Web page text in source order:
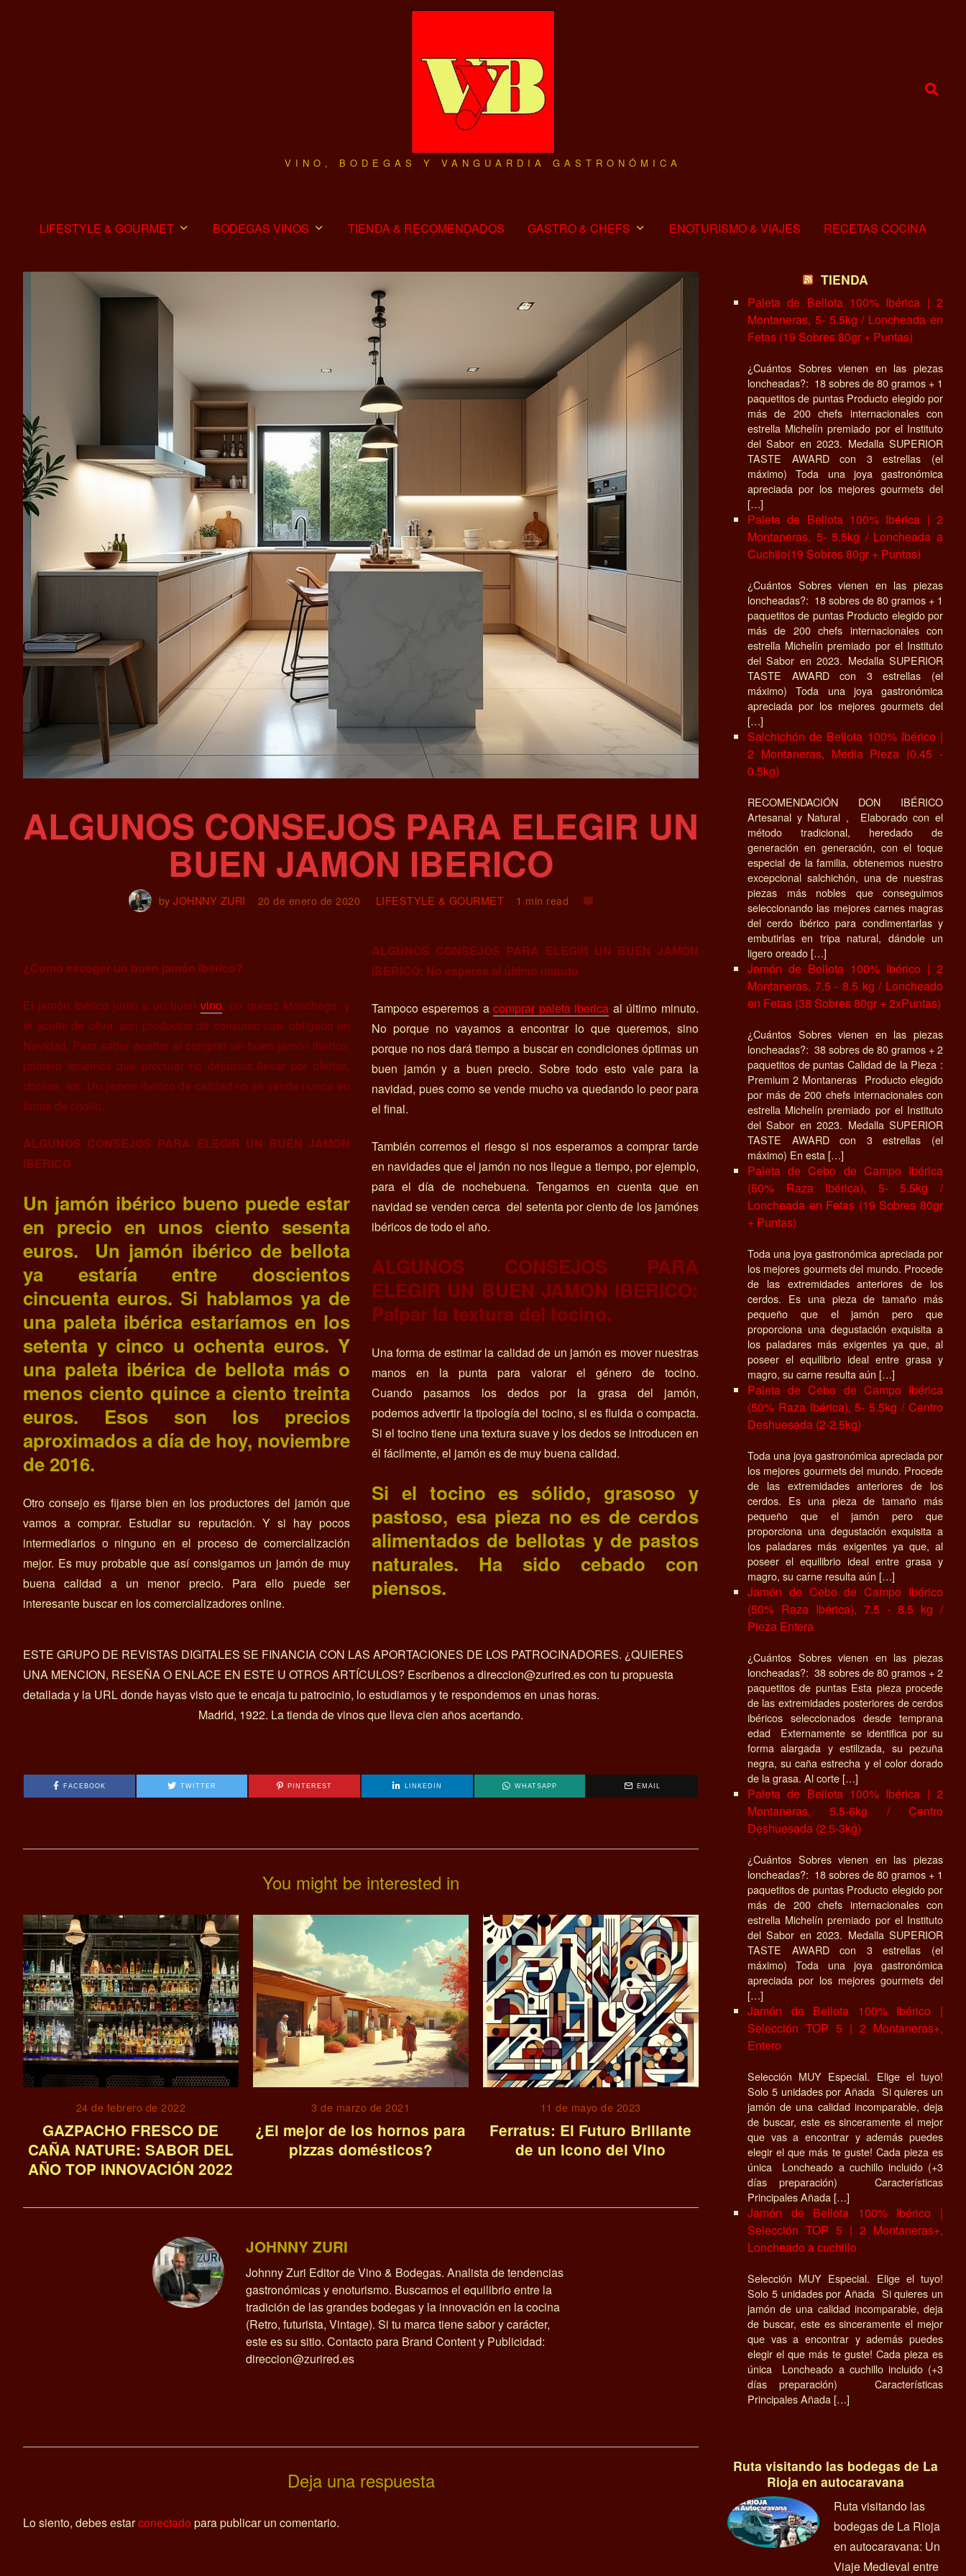
VINO, BODEGAS Y VANGUARDIA GASTRONÓMICA
LIFESTYLE & GOURMET BODEGAS VINOS TIENDA & RECOMENDADOS GASTRO & CHEFS ENOTURISMO & VIAJES RECETAS COCINA
ALGUNOS CONSEJOS PARA ELEGIR UN
BUEN JAMON IBERICO
by JOHNNY ZURI 20 de enero de 2020 LIFESTYLE & GOURMET 1 min read
¿Como escoger un buen jamón ibérico?
El jamón Ibérico junto a un buen vino, un queso Manchego, y
el aceite de oliva, son productos de consumo casi obligado en
Navidad. Para saber acertar al comprar un buen jamón ibérico,
primero tenemos que procurar no dejarnos llevar por ofertas,
chollos, etc. Un jamón ibérico de calidad no se vende nunca en
forma de chollo.
ALGUNOS CONSEJOS PARA ELEGIR UN BUEN JAMON
IBERICO
Un jamón ibérico bueno puede estar
en precio en unos ciento sesenta
euros. Un jamón ibérico de bellota
ya estaría entre doscientos
cincuenta euros. Si hablamos ya de
una paleta ibérica estaríamos en los
setenta y cinco u ochenta euros. Y
una paleta ibérica de bellota más o
menos ciento quince a ciento treinta
euros. Esos son los precios
aproximados a día de hoy, noviembre
de 2016.
Otro consejo es fijarse bien en los productores del jamón que
vamos a comprar. Estudiar su reputación. Y si hay pocos
intermediarios o ninguno en el proceso de comercialización
mejor. Es muy probable que así consigamos un jamón de muy
buena calidad a un menor precio. Para ello puede ser
interesante buscar en los comercializadores online.
ALGUNOS CONSEJOS PARA ELEGIR UN BUEN JAMON
IBERICO: No esperes al último minuto
Tampoco esperemos a comprar paleta iberica al último minuto.
No porque no vayamos a encontrar lo que queremos, sino
porque no nos dará tiempo a buscar en condiciones óptimas un
buen jamón y a buen precio. Sobre todo esto vale para la
navidad, pues como se vende mucho va quedando lo peor para
el final.
También corremos el riesgo si nos esperamos a comprar tarde
en navidades que el jamón no nos llegue a tiempo, por ejemplo,
para el día de nochebuena. Tengamos en cuenta que en
navidad se venden cerca del setenta por ciento de los jamónes
ibéricos de todo el año.
ALGUNOS CONSEJOS PARA
ELEGIR UN BUEN JAMON IBERICO:
Palpar la textura del tocino.
Una forma de estimar la calidad de un jamón es mover nuestras
manos en la punta para valorar el género de tocino.
Cuando pasamos los dedos por la grasa del jamón,
podemos advertir la tipología del tocino, si es fluida o compacta.
Si el tocino tiene una textura suave y los dedos se introducen en
él fácilmente, el jamón es de muy buena calidad.
Si el tocino es sólido, grasoso y
pastoso, esa pieza no es de cerdos
alimentados de bellotas y de pastos
naturales. Ha sido cebado con
piensos.
ESTE GRUPO DE REVISTAS DIGITALES SE FINANCIA CON LAS APORTACIONES DE LOS PATROCINADORES. ¿QUIERES
UNA MENCION, RESEÑA O ENLACE EN ESTE U OTROS ARTÍCULOS? Escríbenos a direccion@zurired.es con tu propuesta
detallada y la URL donde hayas visto que te encaja tu patrocinio, lo estudiamos y te respondemos en unas horas.
Madrid, 1922. La tienda de vinos que lleva cien años acertando.
FACEBOOK TWITTER PINTEREST LINKEDIN WHATSAPP EMAIL
You might be interested in
24 de febrero de 2022
GAZPACHO FRESCO DE
CAÑA NATURE: SABOR DEL
AÑO TOP INNOVACIÓN 2022
3 de marzo de 2021
¿El mejor de los hornos para
pizzas domésticos?
11 de mayo de 2023
Ferratus: El Futuro Brillante
de un Icono del Vino
JOHNNY ZURI
Johnny Zuri Editor de Vino & Bodegas. Analista de tendencias
gastronómicas y enoturismo. Buscamos el equilibrio entre la
tradición de las grandes bodegas y la innovación en la cocina
(Retro, futurista, Vintage). Si tu marca tiene sabor y carácter,
este es su sitio. Contacto para Brand Content y Publicidad:
direccion@zurired.es
Deja una respuesta
Lo siento, debes estarconectado para publicar un comentario.
TIENDA
Paleta de Bellota 100% Ibérica | 2
Montaneras, 5- 5.5kg / Loncheada en
Fetas (19 Sobres 80gr + Puntas)
¿Cuántos Sobres vienen en las piezas
loncheadas?: 18 sobres de 80 gramos + 1
paquetitos de puntas Producto elegido por
más de 200 chefs internacionales con
estrella Michelín premiado por el Instituto
del Sabor en 2023. Medalla SUPERIOR
TASTE AWARD con 3 estrellas (el
máximo) Toda una joya gastronómica
apreciada por los mejores gourmets del
[…]
Paleta de Bellota 100% Ibérica | 2
Montaneras, 5- 5.5kg / Loncheada a
Cuchilo(19 Sobres 80gr + Puntas)
¿Cuántos Sobres vienen en las piezas
loncheadas?: 18 sobres de 80 gramos + 1
paquetitos de puntas Producto elegido por
más de 200 chefs internacionales con
estrella Michelín premiado por el Instituto
del Sabor en 2023. Medalla SUPERIOR
TASTE AWARD con 3 estrellas (el
máximo) Toda una joya gastronómica
apreciada por los mejores gourmets del
[…]
Salchichón de Bellota 100% Ibérico |
2 Montaneras, Media Pieza (0.45 -
0.5kg)
RECOMENDACIÓN DON IBÉRICO
Artesanal y Natural , Elaborado con el
método tradicional, heredado de
generación en generación, con el toque
especial de la familia, obtenemos nuestro
excepcional salchichón, una de nuestras
piezas más nobles que conseguimos
seleccionando las mejores carnes magras
del cerdo ibérico para condimentarlas y
embutirlas en tripa natural, dándole un
ligero oreado […]
Jamón de Bellota 100% Ibérico | 2
Montaneras, 7.5 - 8.5 kg / Loncheado
en Fetas (38 Sobres 80gr + 2xPuntas)
¿Cuántos Sobres vienen en las piezas
loncheadas?: 38 sobres de 80 gramos + 2
paquetitos de puntas Calidad de la Pieza :
Premium 2 Montaneras Producto elegido
por más de 200 chefs internacionales con
estrella Michelín premiado por el Instituto
del Sabor en 2023. Medalla SUPERIOR
TASTE AWARD con 3 estrellas (el
máximo) En esta […]
Paleta de Cebo de Campo Ibérica
(50% Raza Ibérica), 5- 5.5kg /
Loncheada en Fetas (19 Sobres 80gr
+ Puntas)
Toda una joya gastronómica apreciada por
los mejores gourmets del mundo. Procede
de las extremidades anteriores de los
cerdos. Es una pieza de tamaño más
pequeño que el jamón pero que
proporciona una degustación exquisita a
los paladares más exigentes ya que, al
poseer el equilibrio ideal entre grasa y
magro, su carne resulta aún […]
Paleta de Cebo de Campo Ibérica
(50% Raza Ibérica), 5- 5.5kg / Centro
Deshuesada (2-2.5kg)
Toda una joya gastronómica apreciada por
los mejores gourmets del mundo. Procede
de las extremidades anteriores de los
cerdos. Es una pieza de tamaño más
pequeño que el jamón pero que
proporciona una degustación exquisita a
los paladares más exigentes ya que, al
poseer el equilibrio ideal entre grasa y
magro, su carne resulta aún […]
Jamón de Cebo de Campo Ibérico
(50% Raza Ibérica), 7.5 - 8.5 kg /
Pieza Entera
¿Cuántos Sobres vienen en las piezas
loncheadas?: 38 sobres de 80 gramos + 2
paquetitos de puntas Esta pieza procede
de las extremidades posteriores de cerdos
ibéricos seleccionados desde temprana
edad Externamente se identifica por su
forma alargada y estilizada, su pezuña
negra, su caña estrecha y el color dorado
de la grasa. Al corte […]
Paleta de Bellota 100% Ibérica | 2
Montaneras, 5.5-6kg / Centro
Deshuesada (2.5-3kg)
¿Cuántos Sobres vienen en las piezas
loncheadas?: 18 sobres de 80 gramos + 1
paquetitos de puntas Producto elegido por
más de 200 chefs internacionales con
estrella Michelín premiado por el Instituto
del Sabor en 2023. Medalla SUPERIOR
TASTE AWARD con 3 estrellas (el
máximo) Toda una joya gastronómica
apreciada por los mejores gourmets del
[…]
Jamón de Bellota 100% Ibérico |
Selección TOP 5 | 2 Montaneras+,
Entero
Selección MUY Especial. Elige el tuyo!
Solo 5 unidades por Añada Si quieres un
jamón de una calidad incomparable, deja
de buscar, este es sinceramente el mejor
que vas a encontrar y además puedes
elegir el que más te guste! Cada pieza es
única Loncheado a cuchillo incluido (+3
días preparación) Características
Principales Añada […]
Jamón de Bellota 100% Ibérico |
Selección TOP 5 | 2 Montaneras+,
Loncheado a cuchillo
Selección MUY Especial. Elige el tuyo!
Solo 5 unidades por Añada Si quieres un
jamón de una calidad incomparable, deja
de buscar, este es sinceramente el mejor
que vas a encontrar y además puedes
elegir el que más te guste! Cada pieza es
única Loncheado a cuchillo incluido (+3
días preparación) Características
Principales Añada […]
Ruta visitando las bodegas de La
Rioja en autocaravana
Ruta visitando las
bodegas de La Rioja
en autocaravana: Un
Viaje Medieval entre